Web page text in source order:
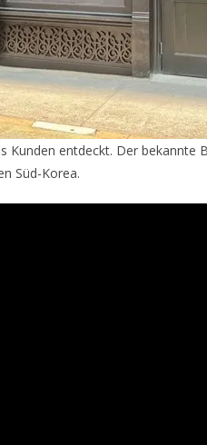
Kunden entdeckt. Der bekannte
Süd-Korea.